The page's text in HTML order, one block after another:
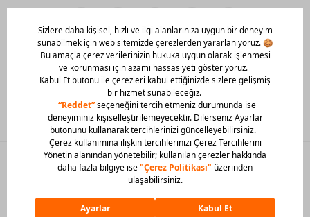
Mobil Uygulamamızı Hemen İndir!
© 2026 Barcin Tüm Hakları Saklıdır